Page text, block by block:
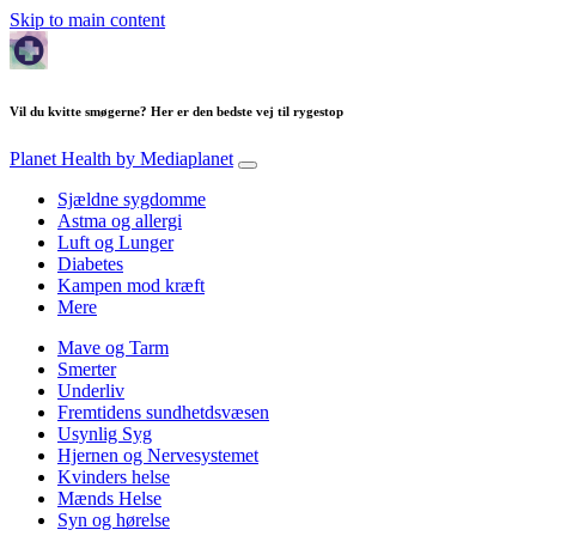
Skip to main content
Vil du kvitte smøgerne? Her er den bedste vej til rygestop
Planet Health by Mediaplanet
Sjældne sygdomme
Astma og allergi
Luft og Lunger
Diabetes
Kampen mod kræft
Mere
Mave og Tarm
Smerter
Underliv
Fremtidens sundhetdsvæsen
Usynlig Syg
Hjernen og Nervesystemet
Kvinders helse
Mænds Helse
Syn og hørelse